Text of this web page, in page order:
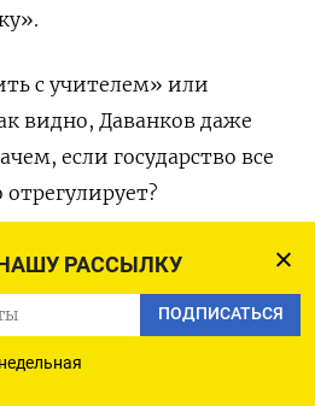
РАССЫЛКУ
ПОДПИСАТЬСЯ
с учителем» или
видно, Даванков даже
если государство все
и «Новошколы», научный
университета в Бохуме